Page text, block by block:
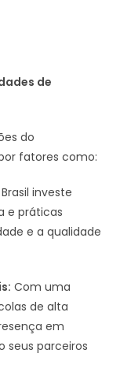
de
do
fatores como:
investe
e práticas
e a qualidade
Com uma
de alta
em
seus parceiros